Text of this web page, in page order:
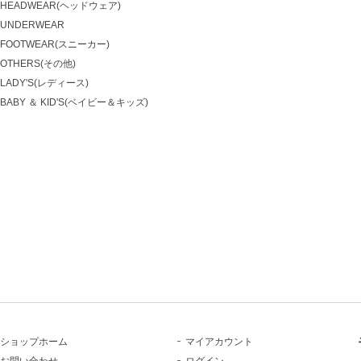
HEADWEAR(ヘッドウェア)
UNDERWEAR
FOOTWEAR(スニーカー)
OTHERS(その他)
LADY'S(レディース)
BABY ＆ KID'S(ベイビー＆キッズ)
ショップホーム
マイアカウント